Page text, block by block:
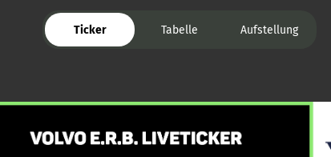
Ticker Tabelle Aufstellung